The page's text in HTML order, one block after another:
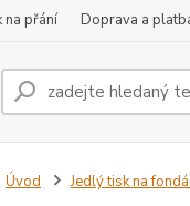
na přání Doprava a
Úvod Jedlý tisk na